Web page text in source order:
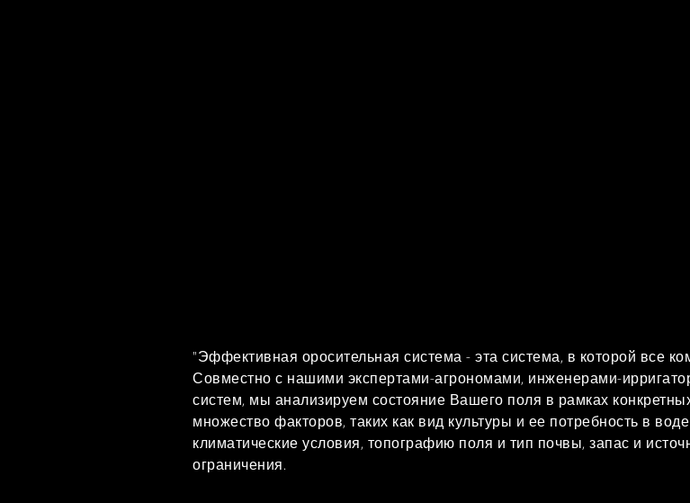
"Эффективная оросительная система - эта система, в которой все
Совместно с нашими экспертами-агрономами, инженерами-
систем, мы анализируем состояние Вашего поля в рамках
множество факторов, таких как вид культуры и ее потребность в
климатические условия, топографию поля и тип почвы, запас и
ограничения.